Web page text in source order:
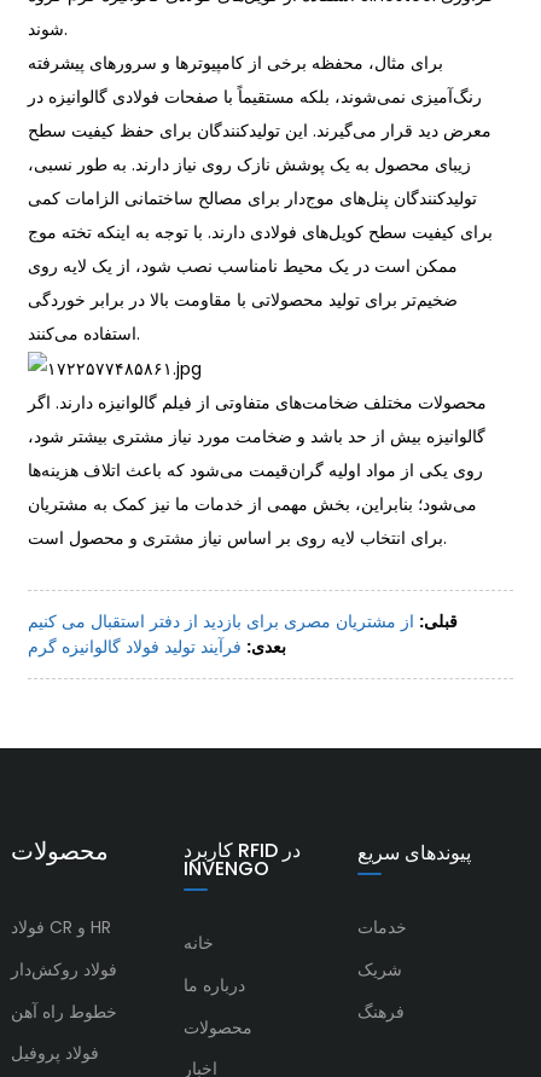
شوند.
برای مثال، محفظه برخی از کامپیوترها و سرورهای پیشرفته
رنگ‌آمیزی نمی‌شوند، بلکه مستقیماً با صفحات فولادی گالوانیزه در
معرض دید قرار می‌گیرند. این تولیدکنندگان برای حفظ کیفیت سطح
زیبای محصول به یک پوشش نازک روی نیاز دارند. به طور نسبی،
تولیدکنندگان پنل‌های موج‌دار برای مصالح ساختمانی الزامات کمی
برای کیفیت سطح کویل‌های فولادی دارند. با توجه به اینکه تخته موج
ممکن است در یک محیط نامناسب نصب شود، از یک لایه روی
ضخیم‌تر برای تولید محصولاتی با مقاومت بالا در برابر خوردگی
استفاده می‌کنند.
محصولات مختلف ضخامت‌های متفاوتی از فیلم گالوانیزه دارند. اگر
گالوانیزه بیش از حد باشد و ضخامت مورد نیاز مشتری بیشتر شود،
روی یکی از مواد اولیه گران‌قیمت می‌شود که باعث اتلاف هزینه‌ها
می‌شود؛ بنابراین، بخش مهمی از خدمات ما نیز کمک به مشتریان
برای انتخاب لایه روی بر اساس نیاز مشتری و محصول است.
قبلی: از مشتریان مصری برای بازدید از دفتر استقبال می کنیم
بعدی: فرآیند تولید فولاد گالوانیزه گرم
محصولات
فولاد CR و HR
فولاد روکش‌دار
خطوط راه آهن
فولاد پروفیل
کاربرد RFID در
INVENGO
خانه
درباره ما
محصولات
اخبار
پیوندهای سریع
خدمات
شریک
فرهنگ